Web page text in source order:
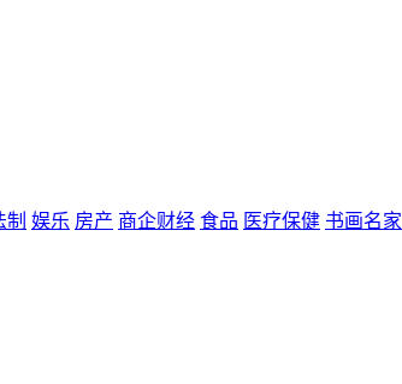
制 娱乐 房产 商企财经 食品 医疗保健 书画名家